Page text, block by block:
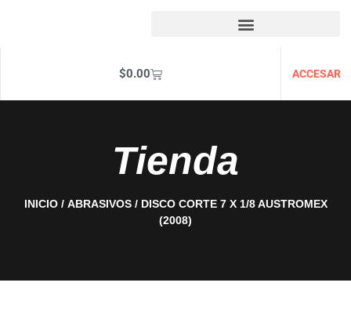
$0.00 ACCESAR
Tienda
INICIO/ ABRASIVOS/ DISCO CORTE 7 X 1/8 AUSTROMEX
(2008)